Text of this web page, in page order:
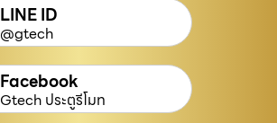
LINE ID
@gtech
Facebook
Gtech ประตูรีโมท